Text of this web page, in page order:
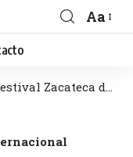
Aa
Zacateca del Folclor Internacional